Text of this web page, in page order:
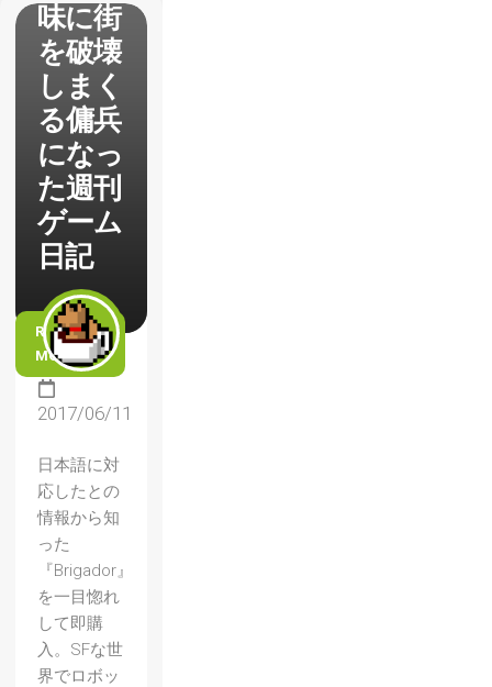
味に街
を破壊
しまく
る傭兵
になっ
た週刊
ゲーム
日記
READ
MORE
2017/06/11
日本語に対
応したとの
情報から知
った
『Brigador』
を一目惚れ
して即購
入。SFな世
界でロボッ